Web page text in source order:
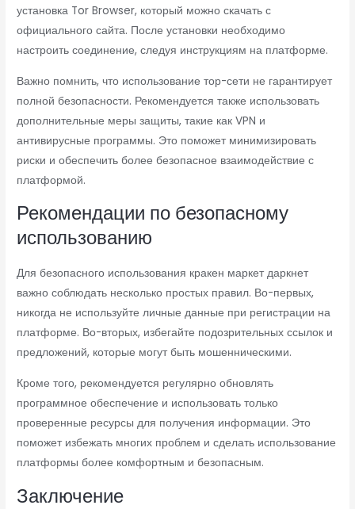
установка Tor Browser, который можно скачать с
официального сайта. После установки необходимо
настроить соединение, следуя инструкциям на платформе.
Важно помнить, что использование тор-сети не гарантирует
полной безопасности. Рекомендуется также использовать
дополнительные меры защиты, такие как VPN и
антивирусные программы. Это поможет минимизировать
риски и обеспечить более безопасное взаимодействие с
платформой.
Рекомендации по безопасному
использованию
Для безопасного использования кракен маркет даркнет
важно соблюдать несколько простых правил. Во-первых,
никогда не используйте личные данные при регистрации на
платформе. Во-вторых, избегайте подозрительных ссылок и
предложений, которые могут быть мошенническими.
Кроме того, рекомендуется регулярно обновлять
программное обеспечение и использовать только
проверенные ресурсы для получения информации. Это
поможет избежать многих проблем и сделать использование
платформы более комфортным и безопасным.
Заключение